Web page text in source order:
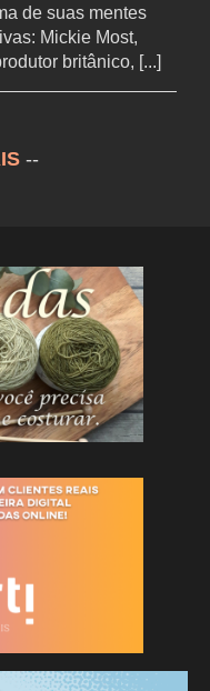
de suas mentes
Mickie Most,
britânico, [...]
--